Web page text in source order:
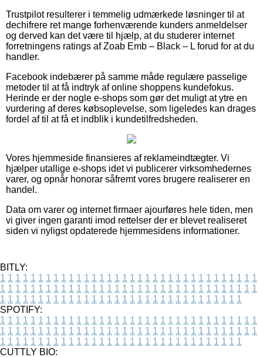
Trustpilot resulterer i temmelig udmærkede løsninger til at
dechifrere ret mange forhenværende kunders anmeldelser
og derved kan det være til hjælp, at du studerer internet
forretningens ratings af Zoab Emb – Black – L forud for at du
handler.
Facebook indebærer på samme måde regulære passelige
metoder til at få indtryk af online shoppens kundefokus.
Herinde er der nogle e-shops som gør det muligt at ytre en
vurdering af deres købsoplevelse, som ligeledes kan drages
fordel af til at få et indblik i kundetilfredsheden.
Vores hjemmeside finansieres af reklameindtægter. Vi
hjælper utallige e-shops idet vi publicerer virksomhedernes
varer, og opnår honorar såfremt vores brugere realiserer en
handel.
Data om varer og internet firmaer ajourføres hele tiden, men
vi giver ingen garanti imod rettelser der er blevet realiseret
siden vi nyligst opdaterede hjemmesidens informationer.
BITLY:
1 1 1 1 1 1 1 1 1 1 1 1 1 1 1 1 1 1 1 1 1 1 1 1 1 1 1 1 1 1 1 1 1 1
1 1 1 1 1 1 1 1 1 1 1 1 1 1 1 1 1 1 1 1 1 1 1 1 1 1 1 1 1 1 1 1 1 1
1 1 1 1 1 1 1 1 1 1 1 1 1 1 1 1 1 1 1 1 1 1 1 1 1 1 1 1 1 1 1 1
SPOTIFY:
1 1 1 1 1 1 1 1 1 1 1 1 1 1 1 1 1 1 1 1 1 1 1 1 1 1 1 1 1 1 1 1 1 1
1 1 1 1 1 1 1 1 1 1 1 1 1 1 1 1 1 1 1 1 1 1 1 1 1 1 1 1 1 1 1 1 1 1
1 1 1 1 1 1 1 1 1 1 1 1 1 1 1 1 1 1 1 1 1 1 1 1 1 1 1 1 1 1 1 1
CUTTLY BIO: